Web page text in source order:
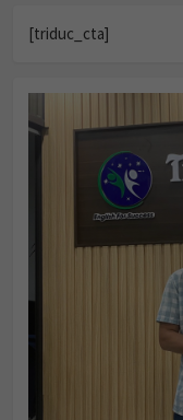
[triduc_cta]